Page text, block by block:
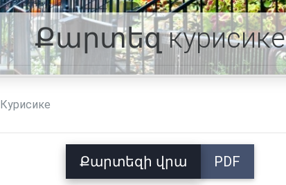
Քարտեզ курисике
Курисике
Քարտեզի վրա PDF